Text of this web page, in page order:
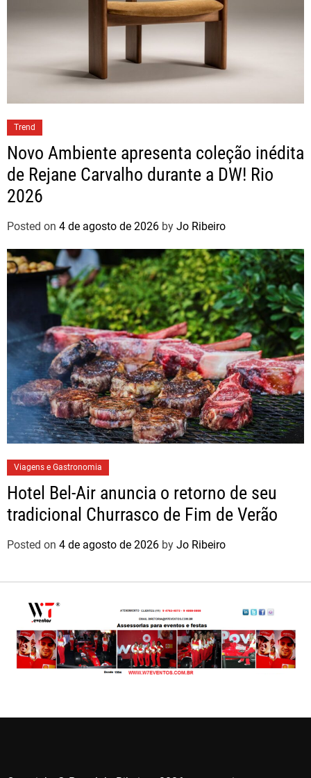
Trend
Novo Ambiente apresenta coleção inédita
de Rejane Carvalho durante a DW! Rio
2026
Posted on 4 de agosto de 2026 by Jo Ribeiro
Viagens e Gastronomia
Hotel Bel-Air anuncia o retorno de seu
tradicional Churrasco de Fim de Verão
Posted on 4 de agosto de 2026 by Jo Ribeiro